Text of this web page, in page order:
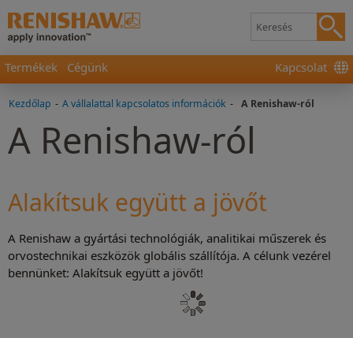
Termékek Cégünk Kapcsolat
Kezdőlap - A vállalattal kapcsolatos információk - A Renishaw-ról
A Renishaw-ról
Alakítsuk együtt a jövőt
A Renishaw a gyártási technológiák, analitikai műszerek és
orvostechnikai eszközök globális szállítója. A célunk vezérel
bennünket: Alakítsuk együtt a jövőt!